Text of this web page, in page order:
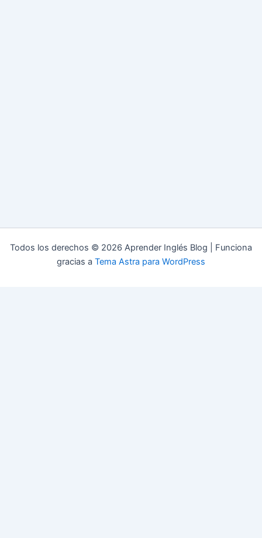
Todos los derechos © 2026 Aprender Inglés Blog | Funciona
gracias a Tema Astra para WordPress